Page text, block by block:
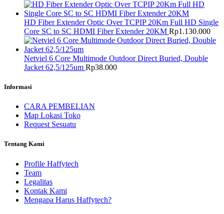
HD Fiber Extender Optic Over TCPIP 20Km Full HD Single
Core SC to SC HDMI Fiber Extender 20KM Rp1.130.000
Netviel 6 Core Multimode Outdoor Direct Buried, Double
Jacket 62,5/125um Rp38.000
Informasi
CARA PEMBELIAN
Map Lokasi Toko
Request Sesuatu
Tentang Kami
Profile Haffytech
Team
Legalitas
Kontak Kami
Mengapa Harus Haffytech?